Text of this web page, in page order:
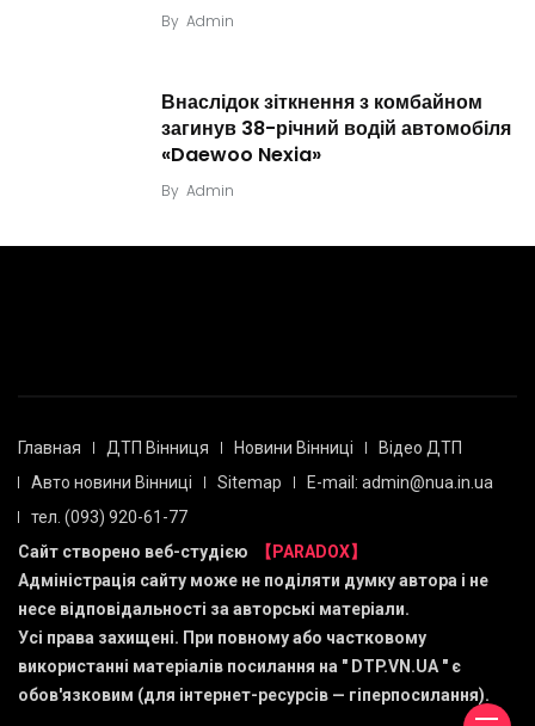
By Admin
Внаслідок зіткнення з комбайном
загинув 38-річний водій автомобіля
«Daewoo Nexia»
By Admin
Главная ДТП Вінниця Новини Вінниці
Відео ДТП
Авто новини Вінниці
Sitemap
E-mail: admin@nua.in.ua
тел. (093) 920-61-77
Сайт створено веб-студією
【PARADOX】
Адміністрація сайту може не поділяти думку автора і не
несе відповідальності за авторські матеріали.
Усі права захищені. При повному або частковому
використанні матеріалів посилання на " DTP.VN.UA " є
обов'язковим (для інтернет-ресурсів — гіперпосилання).